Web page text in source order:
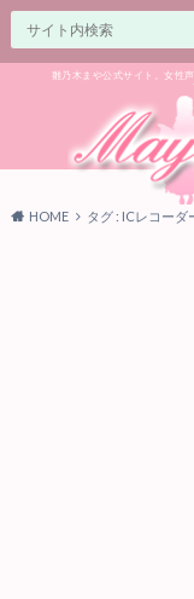
雛乃木まや公式サイト。女性
HOME タグ : ICレコーダ